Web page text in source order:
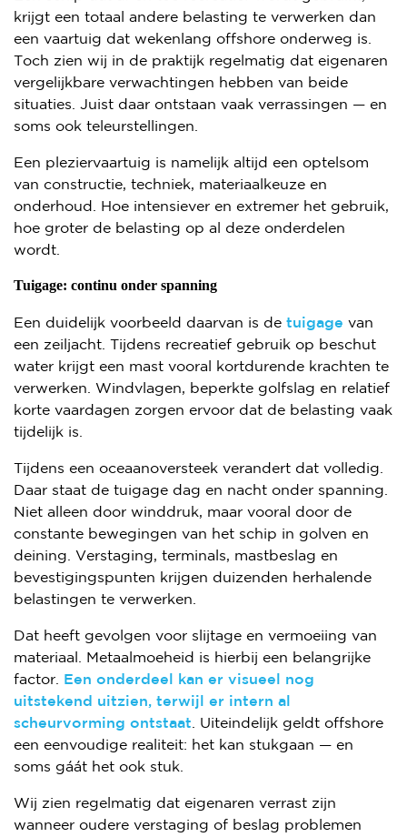
CERTIFICERING
CE-MARKERING
OSMOSE
WARMTEBEELD INSPECTIE
LINKS
krijgt een totaal andere belasting te verwerken dan
een vaartuig dat wekenlang offshore onderweg is.
Toch zien wij in de praktijk regelmatig dat eigenaren
vergelijkbare verwachtingen hebben van beide
situaties. Juist daar ontstaan vaak verrassingen — en
soms ook teleurstellingen.
Een pleziervaartuig is namelijk altijd een optelsom
van constructie, techniek, materiaalkeuze en
onderhoud. Hoe intensiever en extremer het gebruik,
hoe groter de belasting op al deze onderdelen
wordt.
Tuigage: continu onder spanning
Een duidelijk voorbeeld daarvan is de tuigage van
een zeiljacht. Tijdens recreatief gebruik op beschut
water krijgt een mast vooral kortdurende krachten te
verwerken. Windvlagen, beperkte golfslag en relatief
korte vaardagen zorgen ervoor dat de belasting vaak
tijdelijk is.
Tijdens een oceaanoversteek verandert dat volledig.
Daar staat de tuigage dag en nacht onder spanning.
Niet alleen door winddruk, maar vooral door de
constante bewegingen van het schip in golven en
deining. Verstaging, terminals, mastbeslag en
bevestigingspunten krijgen duizenden herhalende
belastingen te verwerken.
Dat heeft gevolgen voor slijtage en vermoeiing van
materiaal. Metaalmoeheid is hierbij een belangrijke
factor. Een onderdeel kan er visueel nog
uitstekend uitzien, terwijl er intern al
scheurvorming ontstaat . Uiteindelijk geldt offshore
een eenvoudige realiteit: het kan stukgaan — en
soms gáát het ook stuk.
Wij zien regelmatig dat eigenaren verrast zijn
wanneer oudere verstaging of beslag problemen